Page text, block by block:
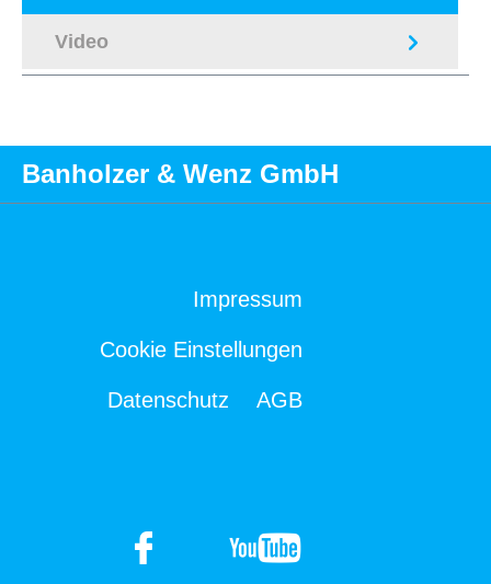
Video
Banholzer & Wenz GmbH
Impressum
Cookie Einstellungen
Datenschutz AGB